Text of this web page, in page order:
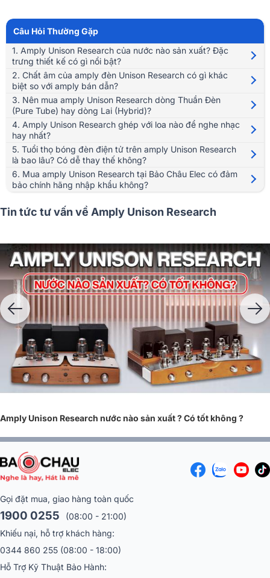
Amply Unison Researchkhông chỉ gây được tiếng vang trên thị trường
âm thanh quốc tế mà gần đây còn rất thịnh hành tại Việt Nam, được các
tín đồ âm thanh tìm kiếm và chọn mua. Được đánh giá rất cao về thiết kế
Research
Unison Research được thành lập vào năm 1987 bởi một nhóm những
người đam mê âm thanh do Giovanni Maria Sacchetti đứng đầu. Sinh
năm 1945, Giovanni Maria Sacchetti ngay từ khi còn nhỏ đã cống hiến
hết mình cho việc nghiên cứu và thiết kế các hệ thống hi-fi, kết hợp
niềm yêu thích điện tử và niềm đam mê âm nhạc được thừa hưởng từ
cha mình, một nghệ sĩ piano chuyên nghiệp nên ông đã dành 25 năm
để giảng dạy đồng thời thiết kế và phát triển bộ khuếch đại cho Unison
Research.
Tất cả các sản phẩm của Unison Research đều được đặc trưng bởi cả
phong cách trang nhã và sự cẩn thận trong việc lựa chọn tất cả các bộ
phận bằng gỗ và kim loại. Những phẩm chất này được công nhận và
Câu Hỏi Thường Gặp
1. Amply Unison Research của nước nào sản xuất? Đặc
trưng thiết kế có gì nổi bật?
2. Chất âm của amply đèn Unison Research có gì khác
biệt so với amply bán dẫn?
3. Nên mua amply Unison Research dòng Thuần Đèn
(Pure Tube) hay dòng Lai (Hybrid)?
4. Amply Unison Research ghép với loa nào để nghe nhạc
hay nhất?
5. Tuổi thọ bóng đèn điện tử trên amply Unison Research
là bao lâu? Có dễ thay thế không?
6. Mua amply Unison Research tại Bảo Châu Elec có đảm
bảo chính hãng nhập khẩu không?
Tin tức tư vấn về Amply Unison Research
Amply Unison Research nước nào sản xuất ? Có tốt không ?
Gọi đặt mua, giao hàng toàn quốc
1900 0255
(08:00 - 21:00)
Khiếu nại, hỗ trợ khách hàng:
0344 860 255 (08:00 - 18:00)
Hỗ Trợ Kỹ Thuật Bảo Hành: